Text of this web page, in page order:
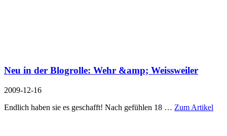
Neu in der Blogrolle: Wehr &amp; Weissweiler
2009-12-16
Endlich haben sie es geschafft! Nach gefühlen 18 … Zum Artikel